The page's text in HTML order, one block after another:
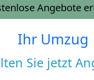
Angebote
Ihr Umzug
Sie jetzt